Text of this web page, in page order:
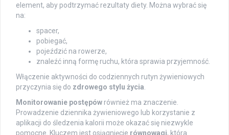
element, aby podtrzymać rezultaty diety. Można wybrać się
na:
spacer,
pobiegać,
pojeździć na rowerze,
znaleźć inną formę ruchu, która sprawia przyjemność.
Włączenie aktywności do codziennych rutyn żywieniowych
przyczynia się do zdrowego stylu życia
Monitorowanie postępów również ma znaczenie.
Prowadzenie dziennika żywieniowego lub korzystanie z
aplikacji do śledzenia kalorii może okazać się niezwykle
pomocne. Kluczem jest osiągnięcie równowagi, która